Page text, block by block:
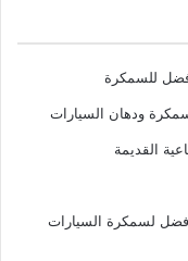
للسمكرة
ودهان السيارات
القديمة
لسمكرة السيارات